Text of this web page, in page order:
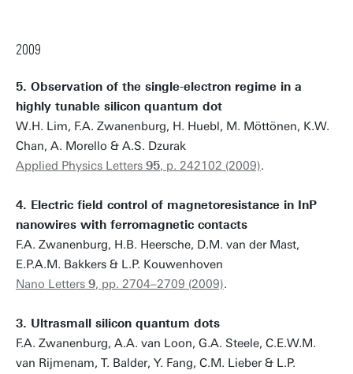
2009
5. Observation of the single-electron regime in a
highly tunable silicon quantum dot
W.H. Lim, F.A. Zwanenburg, H. Huebl, M. Möttönen, K.W.
Chan, A. Morello & A.S. Dzurak
Applied Physics Letters 95, p. 242102 (2009).
4. Electric field control of magnetoresistance in InP
nanowires with ferromagnetic contacts
F.A. Zwanenburg, H.B. Heersche, D.M. van der Mast,
E.P.A.M. Bakkers & L.P. Kouwenhoven
Nano Letters 9, pp. 2704–2709 (2009).
3. Ultrasmall silicon quantum dots
F.A. Zwanenburg, A.A. van Loon, G.A. Steele, C.E.W.M.
van Rijmenam, T. Balder, Y. Fang, C.M. Lieber & L.P.